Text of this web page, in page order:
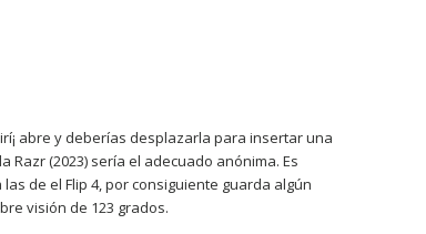
abre y deberías desplazarla para insertar una
(2023) serí­a el adecuado anónima. Es
de el Flip 4, por consiguiente guarda algún
visión de 123 grados.